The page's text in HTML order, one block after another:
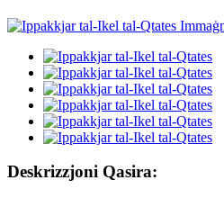
Deskrizzjoni Qasira: